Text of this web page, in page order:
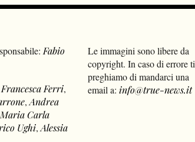
Fabio
Francesca Ferri,
,Andrea
Maria Carla
Ughi,Alessia
Le immagini sono libere da
copyright. In caso di errore ti
preghiamo di mandarci una
email a: info@true-news.it